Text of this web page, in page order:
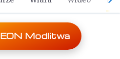
Modlitwa